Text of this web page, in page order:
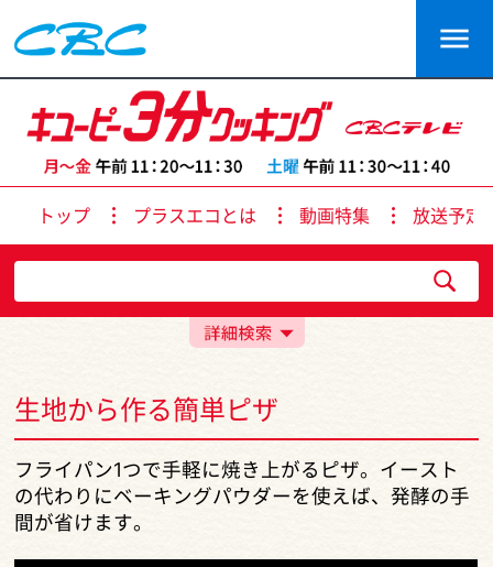
トップ プラスエコとは 動画特集 放送予定
生地から作る簡単ピザ
フライパン1つで手軽に焼き上がるピザ。イースト
の代わりにベーキングパウダーを使えば、発酵の手
間が省けます。